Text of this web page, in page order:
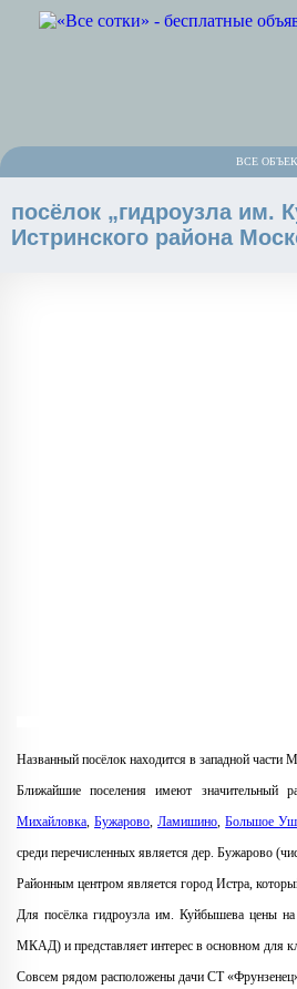
ВСЕ
посёлок „гидроузла им.
Истринского района
Названный посёлок находится в западной части
Ближайшие поселения имеют значительный
Михайловка,Бужарово,Ламишино,Большое
среди перечисленных является дер. Бужарово
Районным центром является город Истра,
Для посёлка гидроузла им. Куйбышева цены
МКАД) и представляет интерес в основном для
Совсем рядом расположены дачи СТ